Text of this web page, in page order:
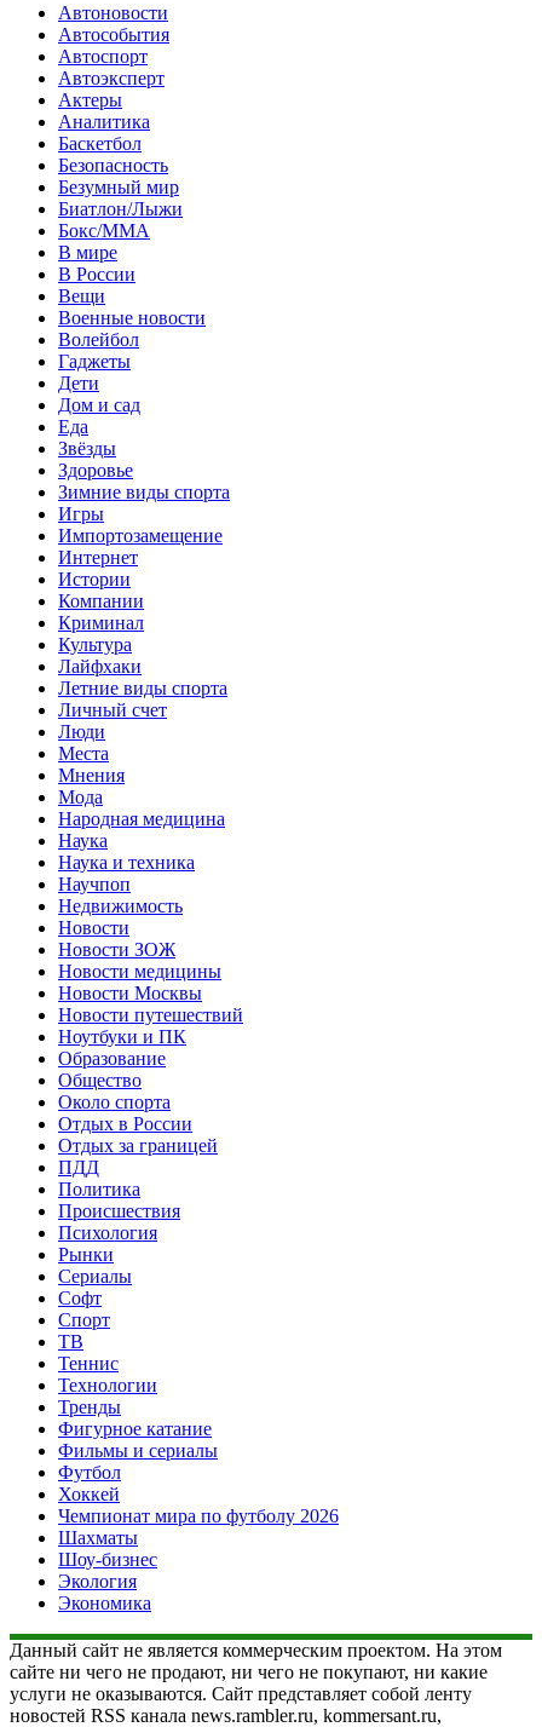
Автоновости
Автособытия
Автоспорт
Автоэксперт
Актеры
Аналитика
Баскетбол
Безопасность
Безумный мир
Биатлон/Лыжи
Бокс/MMA
В мире
В России
Вещи
Военные новости
Волейбол
Гаджеты
Дети
Дом и сад
Еда
Звёзды
Здоровье
Зимние виды спорта
Игры
Импортозамещение
Интернет
Истории
Компании
Криминал
Культура
Лайфхаки
Летние виды спорта
Личный счет
Люди
Места
Мнения
Мода
Народная медицина
Наука
Наука и техника
Научпоп
Недвижимость
Новости
Новости ЗОЖ
Новости медицины
Новости Москвы
Новости путешествий
Ноутбуки и ПК
Образование
Общество
Около спорта
Отдых в России
Отдых за границей
ПДД
Политика
Происшествия
Психология
Рынки
Сериалы
Софт
Спорт
ТВ
Теннис
Технологии
Тренды
Фигурное катание
Фильмы и сериалы
Футбол
Хоккей
Чемпионат мира по футболу 2026
Шахматы
Шоу-бизнес
Экология
Экономика
Данный сайт не является коммерческим проектом. На этом
сайте ни чего не продают, ни чего не покупают, ни какие
услуги не оказываются. Сайт представляет собой ленту
новостей RSS канала news.rambler.ru, kommersant.ru,